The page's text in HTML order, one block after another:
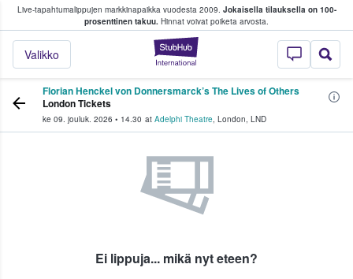
Live-tapahtumalippujen markkinapaikka vuodesta 2009. Jokaisella tilauksella on 100-
prosenttinen takuu. Hinnat voivat poiketa arvosta.
StubHub -
Valikko
fanit ostavat ja myyvät lippuja
Florian Henckel von Donnersmarck’s The Lives of Others
London Tickets
ke 09. jouluk. 2026 • 14.30 at Adelphi Theatre, London, LND
Ei lippuja... mikä nyt eteen?